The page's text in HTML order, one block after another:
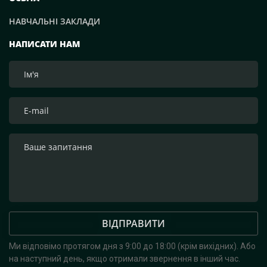
приєднатися до цієї Святої доброї справи!», — зазначим
нами! Слава Україні!
НАПИСАТИ НАМ
ВІДПРАВИТИ
Ми відповімо протягом дня з 9:00 до 18:00 (крім вихідних). Або
на наступний день, якщо отримали звернення в інший час.
НАВЧАЛЬНІ ЗАКЛАДИ